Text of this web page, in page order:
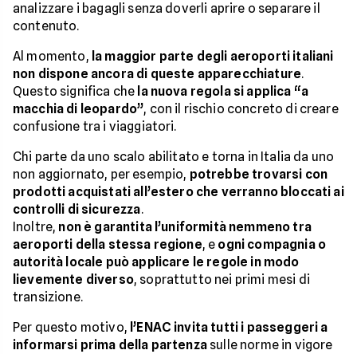
analizzare i bagagli senza doverli aprire o separare il
contenuto.
Al momento, la maggior parte degli aeroporti italiani
non dispone ancora di queste apparecchiature.
Questo significa che la nuova regola si applica “a
macchia di leopardo”, con il rischio concreto di creare
confusione tra i viaggiatori.
Chi parte da uno scalo abilitato e torna in Italia da uno
non aggiornato, per esempio, potrebbe trovarsi con
prodotti acquistati all’estero che verranno bloccati ai
controlli di sicurezza.
Inoltre, non è garantita l’uniformità nemmeno tra
aeroporti della stessa regione, e ogni compagnia o
autorità locale può applicare le regole in modo
lievemente diverso, soprattutto nei primi mesi di
transizione.
Per questo motivo, l’ENAC invita tutti i passeggeri a
informarsi prima della partenzasulle norme in vigore